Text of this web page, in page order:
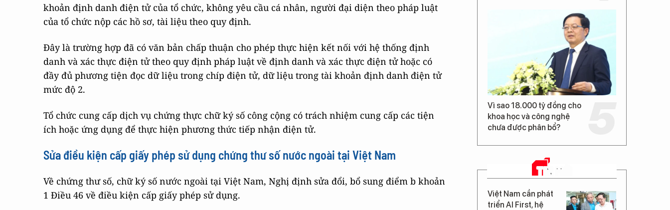
khoản định danh điện tử của tổ chức, không yêu cầu cá nhân, người đại diện theo pháp luật
của tổ chức nộp các hồ sơ, tài liệu theo quy định.
Đây là trường hợp đã có văn bản chấp thuận cho phép thực hiện kết nối với hệ thống định
danh và xác thực điện tử theo quy định pháp luật về định danh và xác thực điện tử hoặc có
đầy đủ phương tiện đọc dữ liệu trong chíp điện tử, dữ liệu trong tài khoản định danh điện tử
mức độ 2.
Tổ chức cung cấp dịch vụ chứng thực chữ ký số công cộng có trách nhiệm cung cấp các tiện
ích hoặc ứng dụng để thực hiện phương thức tiếp nhận điện tử.
Sửa điều kiện cấp giấy phép sử dụng chứng thư số nước ngoài tại Việt Nam
Về chứng thư số, chữ ký số nước ngoài tại Việt Nam, Nghị định sửa đổi, bổ sung điểm b khoản
1 Điều 46 về điều kiện cấp giấy phép sử dụng.
Vì sao 18.000 tỷ đồng cho
khoa học và công nghệ
chưa được phân bổ?
TIN MỚI
Việt Nam cần phát
triển AI First, hệ